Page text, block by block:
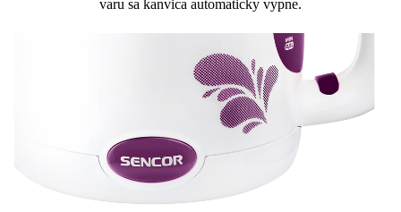
varu sa kanvica automaticky vypne.